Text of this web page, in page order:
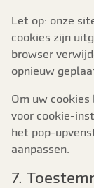
Let op: onze
cookies zijn
browser
opnieuw
Om uw
voor cookie-
het pop-
aanpassen.
7.